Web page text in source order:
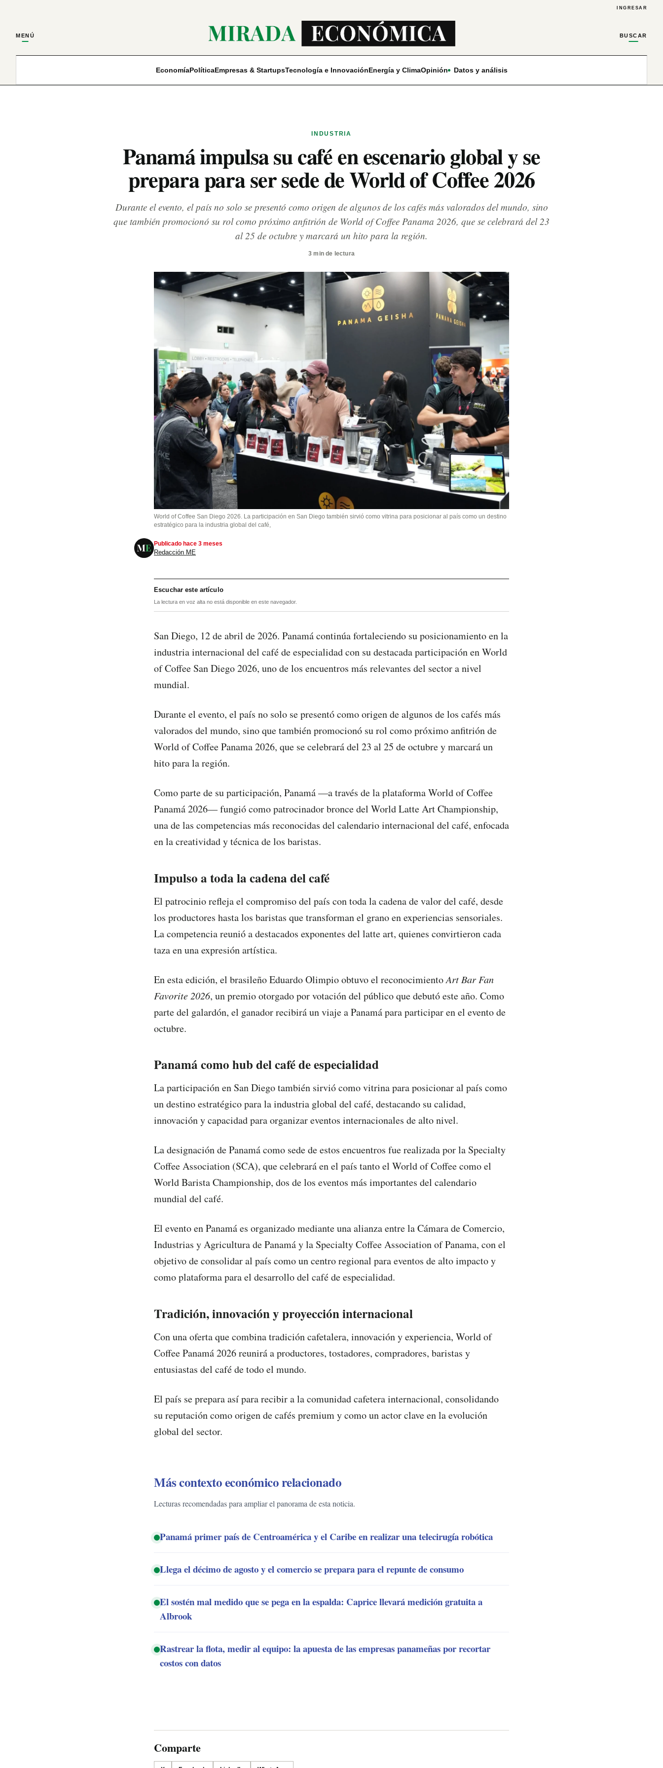
INGRESAR
MENÚ BUSCAR
EconomíaPolíticaEmpresas & StartupsTecnología e InnovaciónEnergía y ClimaOpinión Datos y análisis
INDUSTRIA
Panamá impulsa su café en escenario global y se
prepara para ser sede de World of Coffee 2026
Durante el evento, el país no solo se presentó como origen de algunos de los cafés más valorados del mundo, sino
que también promocionó su rol como próximo anfitrión de World of Coffee Panama 2026, que se celebrará del 23
al 25 de octubre y marcará un hito para la región.
3 min de lectura
World of Coffee San Diego 2026. La participación en San Diego también sirvió como vitrina para posicionar al país como un destino
estratégico para la industria global del café,
Publicado hace 3 meses
Redacción ME
Escuchar este artículo
La lectura en voz alta no está disponible en este navegador.
San Diego, 12 de abril de 2026. Panamá continúa fortaleciendo su posicionamiento en la
industria internacional del café de especialidad con su destacada participación en World
of Coffee San Diego 2026, uno de los encuentros más relevantes del sector a nivel
mundial.
Durante el evento, el país no solo se presentó como origen de algunos de los cafés más
valorados del mundo, sino que también promocionó su rol como próximo anfitrión de
World of Coffee Panama 2026, que se celebrará del 23 al 25 de octubre y marcará un
hito para la región.
Como parte de su participación, Panamá —a través de la plataforma World of Coffee
Panamá 2026— fungió como patrocinador bronce del World Latte Art Championship,
una de las competencias más reconocidas del calendario internacional del café, enfocada
en la creatividad y técnica de los baristas.
Impulso a toda la cadena del café
El patrocinio refleja el compromiso del país con toda la cadena de valor del café, desde
los productores hasta los baristas que transforman el grano en experiencias sensoriales.
La competencia reunió a destacados exponentes del latte art, quienes convirtieron cada
taza en una expresión artística.
En esta edición, el brasileño Eduardo Olimpio obtuvo el reconocimientoArt Bar Fan
Favorite 2026, un premio otorgado por votación del público que debutó este año. Como
parte del galardón, el ganador recibirá un viaje a Panamá para participar en el evento de
octubre.
Panamá como hub del café de especialidad
La participación en San Diego también sirvió como vitrina para posicionar al país como
un destino estratégico para la industria global del café, destacando su calidad,
innovación y capacidad para organizar eventos internacionales de alto nivel.
La designación de Panamá como sede de estos encuentros fue realizada por la Specialty
Coffee Association (SCA), que celebrará en el país tanto el World of Coffee como el
World Barista Championship, dos de los eventos más importantes del calendario
mundial del café.
El evento en Panamá es organizado mediante una alianza entre la Cámara de Comercio,
Industrias y Agricultura de Panamá y la Specialty Coffee Association of Panama, con el
objetivo de consolidar al país como un centro regional para eventos de alto impacto y
como plataforma para el desarrollo del café de especialidad.
Tradición, innovación y proyección internacional
Con una oferta que combina tradición cafetalera, innovación y experiencia, World of
Coffee Panamá 2026 reunirá a productores, tostadores, compradores, baristas y
entusiastas del café de todo el mundo.
El país se prepara así para recibir a la comunidad cafetera internacional, consolidando
su reputación como origen de cafés premium y como un actor clave en la evolución
global del sector.
Más contexto económico relacionado
Lecturas recomendadas para ampliar el panorama de esta noticia.
Panamá primer país de Centroamérica y el Caribe en realizar una telecirugía robótica
Llega el décimo de agosto y el comercio se prepara para el repunte de consumo
El sostén mal medido que se pega en la espalda: Caprice llevará medición gratuita a
Albrook
Rastrear la flota, medir al equipo: la apuesta de las empresas panameñas por recortar
costos con datos
Comparte